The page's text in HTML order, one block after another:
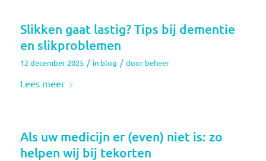
Slikken gaat lastig? Tips bij dementie
en slikproblemen
12 december 2025 / in blog / door beheer
Lees meer
Als uw medicijn er (even) niet is: zo
helpen wij bij tekorten